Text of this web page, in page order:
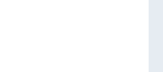
2026